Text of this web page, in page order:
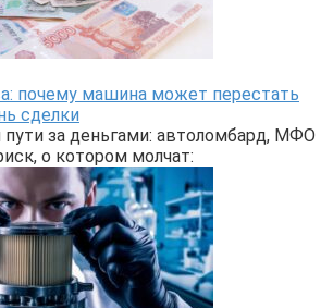
почему машина может перестать
сделки
за деньгами: автоломбард, МФО
о котором молчат: